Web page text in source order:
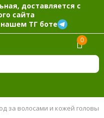
доставляется с
сайта
ТГ боте
0
за волосами и кожей головы